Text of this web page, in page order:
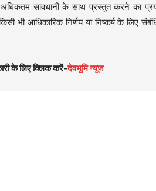
सावधानी के साथ प्रस्तुत करने का
भी आधिकारिक निर्णय या निष्कर्ष के लिए
के लिए क्लिक करें-देवभूमि न्यूज